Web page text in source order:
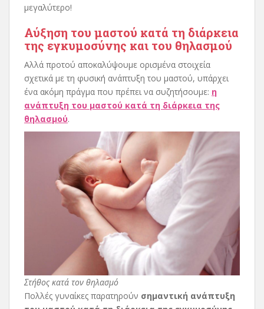
μεγαλύτερο!
Αύξηση του μαστού κατά τη διάρκεια
της εγκυμοσύνης και του θηλασμού
Αλλά προτού αποκαλύψουμε ορισμένα στοιχεία
σχετικά με τη φυσική ανάπτυξη του μαστού, υπάρχει
ένα ακόμη πράγμα που πρέπει να συζητήσουμε: η
ανάπτυξη του μαστού κατά τη διάρκεια της
θηλασμού.
Στήθος κατά τον θηλασμό
Πολλές γυναίκες παρατηρούν σημαντική ανάπτυξη